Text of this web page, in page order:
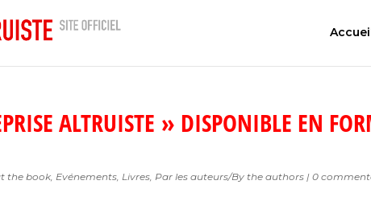
ALTRUISTE » DISPONIBLE EN
the book, Evénements, Livres, Par les auteurs/By the authors |0